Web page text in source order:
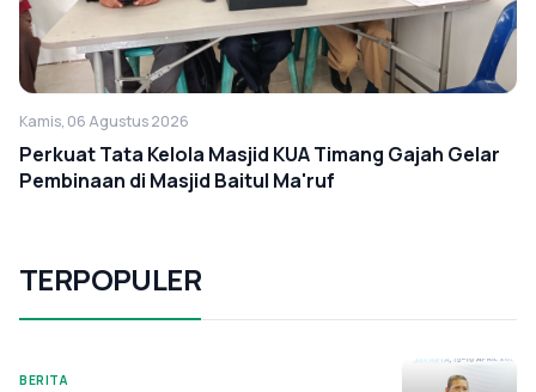
Kamis, 06 Agustus 2026
Perkuat Tata Kelola Masjid KUA Timang Gajah Gelar
Pembinaan di Masjid Baitul Ma'ruf
TERPOPULER
BERITA